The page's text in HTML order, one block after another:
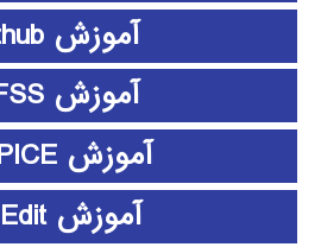
آموزش github
آموزش HFSS
آموزش HSPICE
آموزش L-Edit